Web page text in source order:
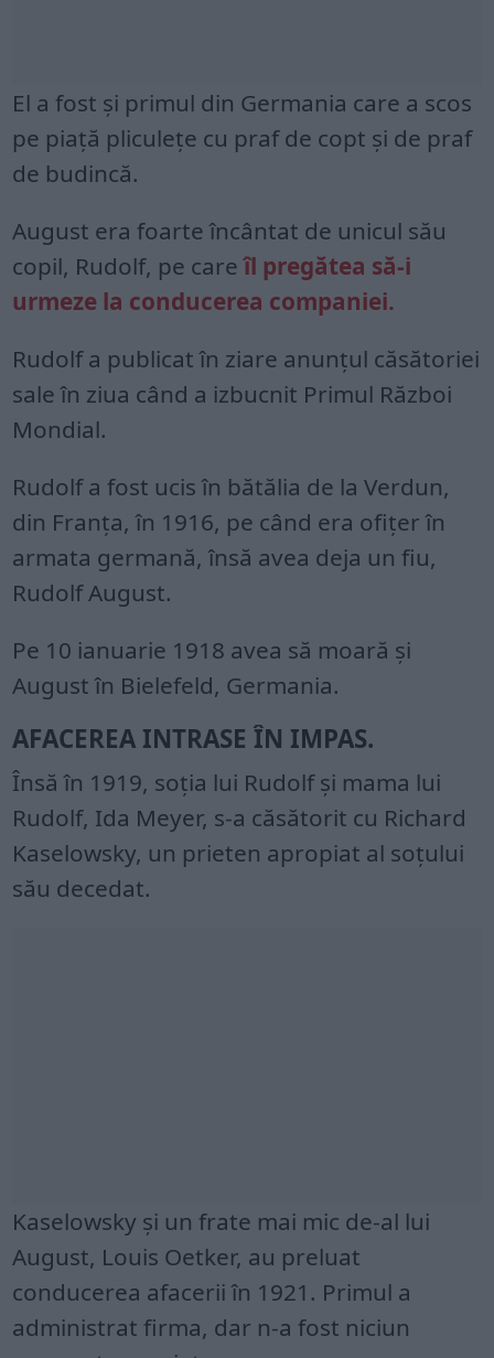
El a fost şi primul din Germania care a scos
pe piaţă pliculeţe cu praf de copt şi de praf
de budincă.
August era foarte încântat de unicul său
copil, Rudolf, pe careîl pregătea să-i
urmeze la conducerea companiei.
Rudolf a publicat în ziare anunțul căsătoriei
sale în ziua când a izbucnit Primul Război
Mondial.
Rudolf a fost ucis în bătălia de la Verdun,
din Franţa, în 1916, pe când era ofiţer în
armata germană, însă avea deja un fiu,
Rudolf August.
Pe 10 ianuarie 1918 avea să moară și
August în Bielefeld, Germania.
AFACEREA INTRASE ÎN IMPAS.
Însă în 1919, soţia lui Rudolf și mama lui
Rudolf, Ida Meyer, s-a căsătorit cu Richard
Kaselowsky, un prieten apropiat al soţului
său decedat.
Kaselowsky şi un frate mai mic de-al lui
August, Louis Oetker, au preluat
conducerea afacerii în 1921. Primul a
administrat firma, dar n-a fost niciun